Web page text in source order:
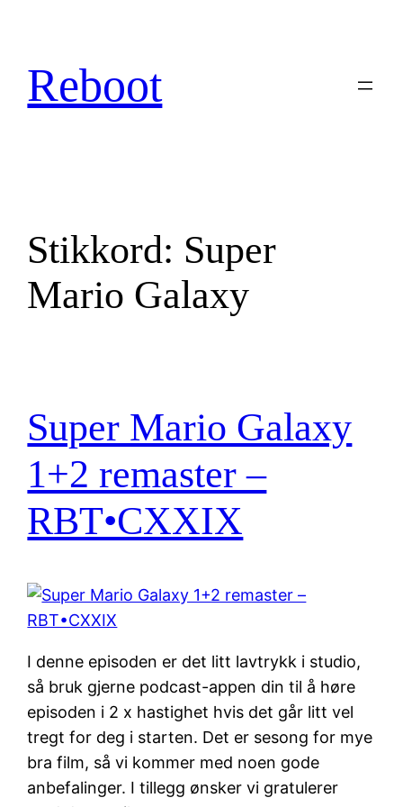
innhold
Reboot
Stikkord: Super
Mario Galaxy
Super Mario Galaxy
1+2 remaster –
RBT•CXXIX
I denne episoden er det litt lavtrykk i studio,
så bruk gjerne podcast-appen din til å høre
episoden i 2 x hastighet hvis det går litt vel
tregt for deg i starten. Det er sesong for mye
bra film, så vi kommer med noen gode
anbefalinger. I tillegg ønsker vi gratulerer